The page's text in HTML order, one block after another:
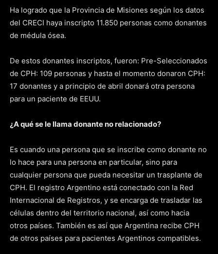
Ha logrado que la Provincia de Misiones según los datos
del CRECI haya inscripto 11.850 personas como donantes
de médula ósea.
De estos donantes inscriptos, fueron: Pre-Seleccionados
de CPH: 109 personas y hasta el momento donaron CPH:
17 donantes y a principio de abril donará otra persona
para un paciente de EEUU.
¿A qué se le llama donante no relacionado?
Es cuando una persona que se inscribe como donante no
lo hace para una persona en particular, sino para
cualquier persona que pueda necesitar un trasplante de
CPH. El registro Argentino está conectado con la Red
Internacional de Registros, y se encarga de trasladar las
células dentro del territorio nacional, así como hacia
otros países. También es así que Argentina recibe CPH
de otros países para pacientes Argentinos compatibles.